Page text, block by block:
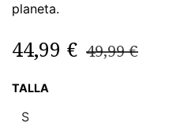
planeta.
44,99 € 49,99€
TALLA